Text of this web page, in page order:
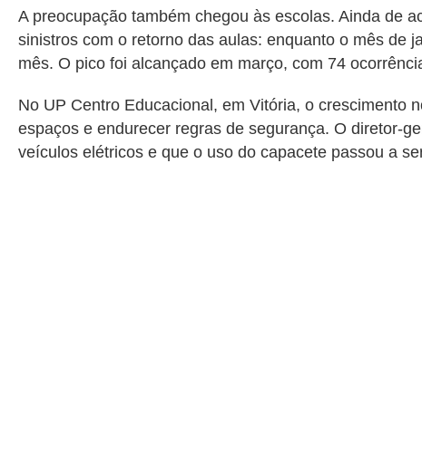
A preocupação também chegou às escolas. Ainda de
sinistros com o retorno das aulas: enquanto o mês de
mês. O pico foi alcançado em março, com 74
No UP Centro Educacional, em Vitória, o crescimento
espaços e endurecer regras de segurança. O diretor-
veículos elétricos e que o uso do capacete passou a